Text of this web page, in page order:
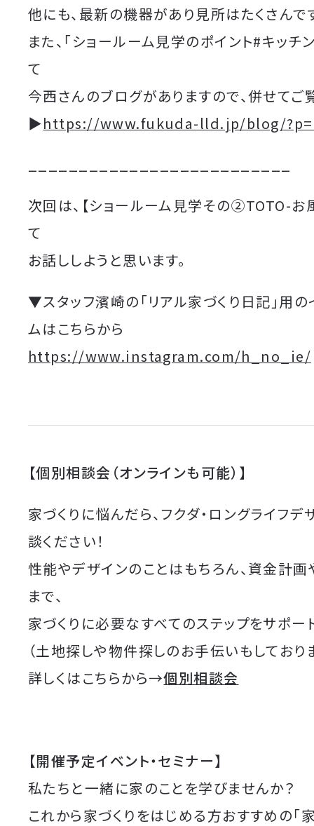
他にも、最新の機器があり見所はたくさんで
また、「ショールーム見学のポイント#キッチ
て
今西さんのブログがありますので、併せて
▶︎https://www.fukuda-lld.jp/blog/
次回は、【ショールーム見学その②TOTO-お
て
お話ししようと思います。
▼スタッフ濱崎の「リアル家づくり日記」用
ムはこちらから
https://www.instagram.com/h_no_ie/
【個別相談会（オンラインも可能）】
家づくりに悩んだら、フクダ・ロングライフ
談ください！
性能やデザインのことはもちろん、資金計
まで、
家づくりに必要なすべてのステップをサポー
（土地探しや物件探しのお手伝いもしており
詳しくはこちらから→個別相談会
【開催予定イベント・セミナー】
私たちと一緒に家のことを学びませんか？
これから家づくりをはじめる方おすすめの「